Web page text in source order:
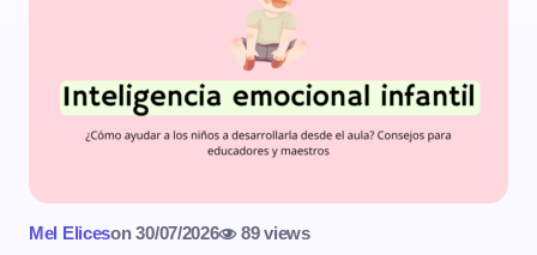
Mel Eliceson 30/07/2026 89 views